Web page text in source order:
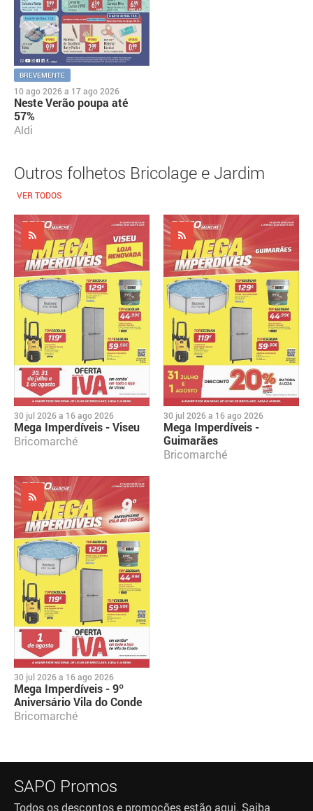
BREVEMENTE
10 ago 2026 a 17 ago 2026
Neste Verão poupa até
57%
Aldi
Outros folhetos Bricolage e Jardim
VER TODOS
30 jul 2026 a 16 ago 2026
Mega Imperdíveis - Viseu
Bricomarché
30 jul 2026 a 16 ago 2026
Mega Imperdíveis -
Guimarães
Bricomarché
30 jul 2026 a 16 ago 2026
Mega Imperdíveis - 9º
Aniversário Vila do Conde
Bricomarché
SAPO Promos
Todos os descontos e promoções estão aqui. Saiba